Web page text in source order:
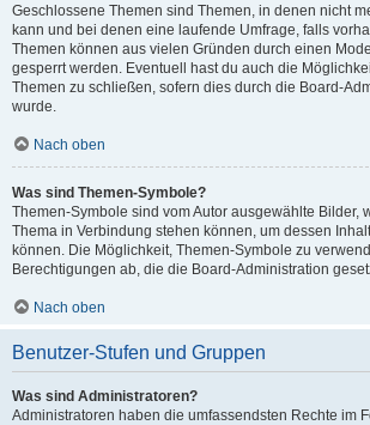
Geschlossene Themen sind Themen, in denen nicht
kann und bei denen eine laufende Umfrage, falls
Themen können aus vielen Gründen durch einen
gesperrt werden. Eventuell hast du auch die
Themen zu schließen, sofern dies durch die Board-
wurde.
Nach oben
Was sind Themen-Symbole?
Themen-Symbole sind vom Autor ausgewählte Bilder,
Thema in Verbindung stehen können, um dessen
können. Die Möglichkeit, Themen-Symbole zu
Berechtigungen ab, die die Board-Administration
Nach oben
Benutzer-Stufen und Gruppen
Was sind Administratoren?
Administratoren haben die umfassendsten Rechte im